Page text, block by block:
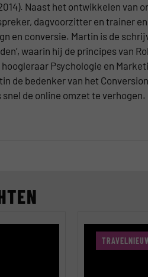
Naast het ontwikkelen van
dagvoorzitter en trainer
en conversie. Martin is de
waarin hij de principes van
Psychologie en
de bedenker van het
de online omzet te verhogen.